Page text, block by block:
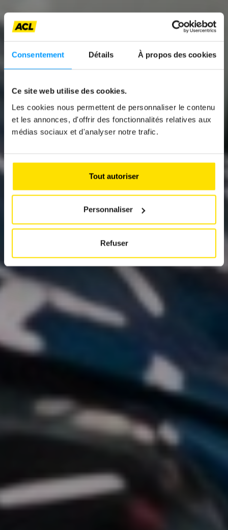
Consentement Détails À propos des cookies
Ce site web utilise des cookies.
Les cookies nous permettent de personnaliser le contenu
et les annonces, d'offrir des fonctionnalités relatives aux
médias sociaux et d'analyser notre trafic.
Tout autoriser
Personnaliser
Refuser
News
DIX CONSEILS
AVANT D’ACHETER
UNE VOITURE
NEUVE